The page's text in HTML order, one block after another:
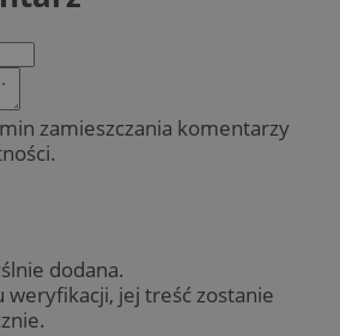
zamieszczania komentarzy
dodana.
weryfikacji, jej treść zostanie